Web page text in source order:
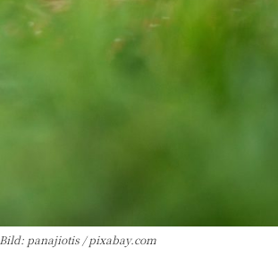
Bild: panajiotis / pixabay.com